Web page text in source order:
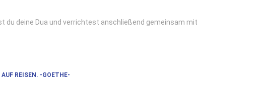
du deine Dua und verrichtest anschließend gemeinsam mit
REISEN. -GOETHE-